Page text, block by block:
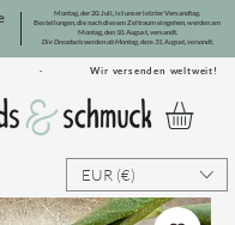
· Wir versenden weltweit!
Montag, der 20. Juli, ist unser letzter Versandtag.
Bestellungen, die nach diesem Zeitraum eingehen, werden am
Montag, den 10. August, versandt.
Die Dreadsets werden ab Montag, dem 31. August, versandt.
EUR (€)